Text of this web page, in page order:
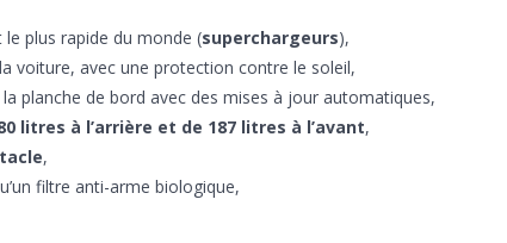
plus rapide du monde (superchargeurs),
voiture, avec une protection contre le soleil,
planche de bord avec des mises à jour automatiques,
litres à l’arrière et de 187 litres à l’avant,
,
filtre anti-arme biologique,